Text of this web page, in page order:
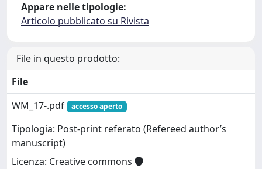
Appare nelle tipologie:
Articolo pubblicato su Rivista
File in questo prodotto:
File
WM_17-.pdf
accesso aperto
Tipologia: Post-print referato (Refereed author’s
manuscript)
Licenza: Creative commons